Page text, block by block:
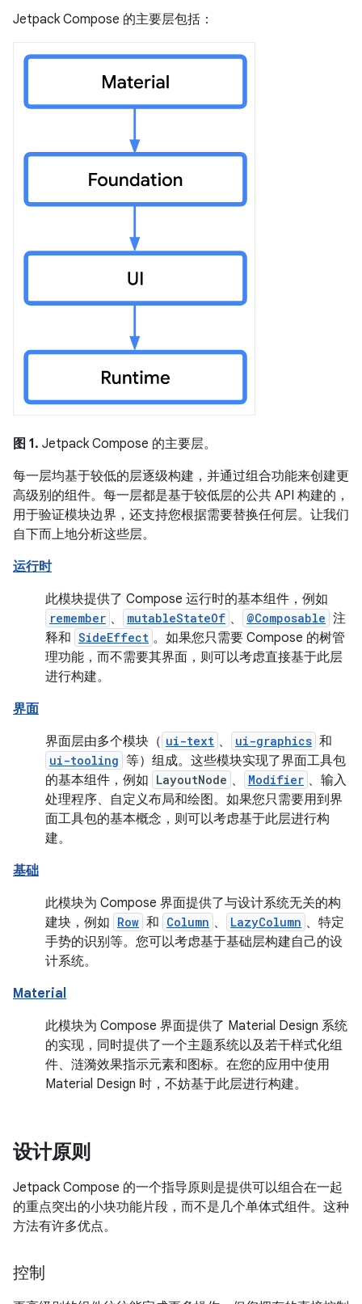
Jetpack Compose 的主要层包括：
图 1. Jetpack Compose 的主要层。
每一层均基于较低的层逐级构建，并通过组合功能来创建更
高级别的组件。每一层都是基于较低层的公共 API 构建的，
用于验证模块边界，还支持您根据需要替换任何层。让我们
自下而上地分析这些层。
运行时
此模块提供了 Compose 运行时的基本组件，例如
remember 、 mutableStateOf 、 @Composable 注
释和 SideEffect 。如果您只需要 Compose 的树管
理功能，而不需要其界面，则可以考虑直接基于此层
进行构建。
界面
界面层由多个模块（ ui-text 、 ui-graphics 和
ui-tooling 等）组成。这些模块实现了界面工具包
的基本组件，例如 LayoutNode 、 Modifier 、输入
处理程序、自定义布局和绘图。如果您只需要用到界
面工具包的基本概念，则可以考虑基于此层进行构
建。
基础
此模块为 Compose 界面提供了与设计系统无关的构
建块，例如 Row 和 Column 、 LazyColumn 、特定
手势的识别等。您可以考虑基于基础层构建自己的设
计系统。
Material
此模块为 Compose 界面提供了 Material Design 系统
的实现，同时提供了一个主题系统以及若干样式化组
件、涟漪效果指示元素和图标。在您的应用中使用
Material Design 时，不妨基于此层进行构建。
设计原则
Jetpack Compose 的一个指导原则是提供可以组合在一起
的重点突出的小块功能片段，而不是几个单体式组件。这种
方法有许多优点。
控制